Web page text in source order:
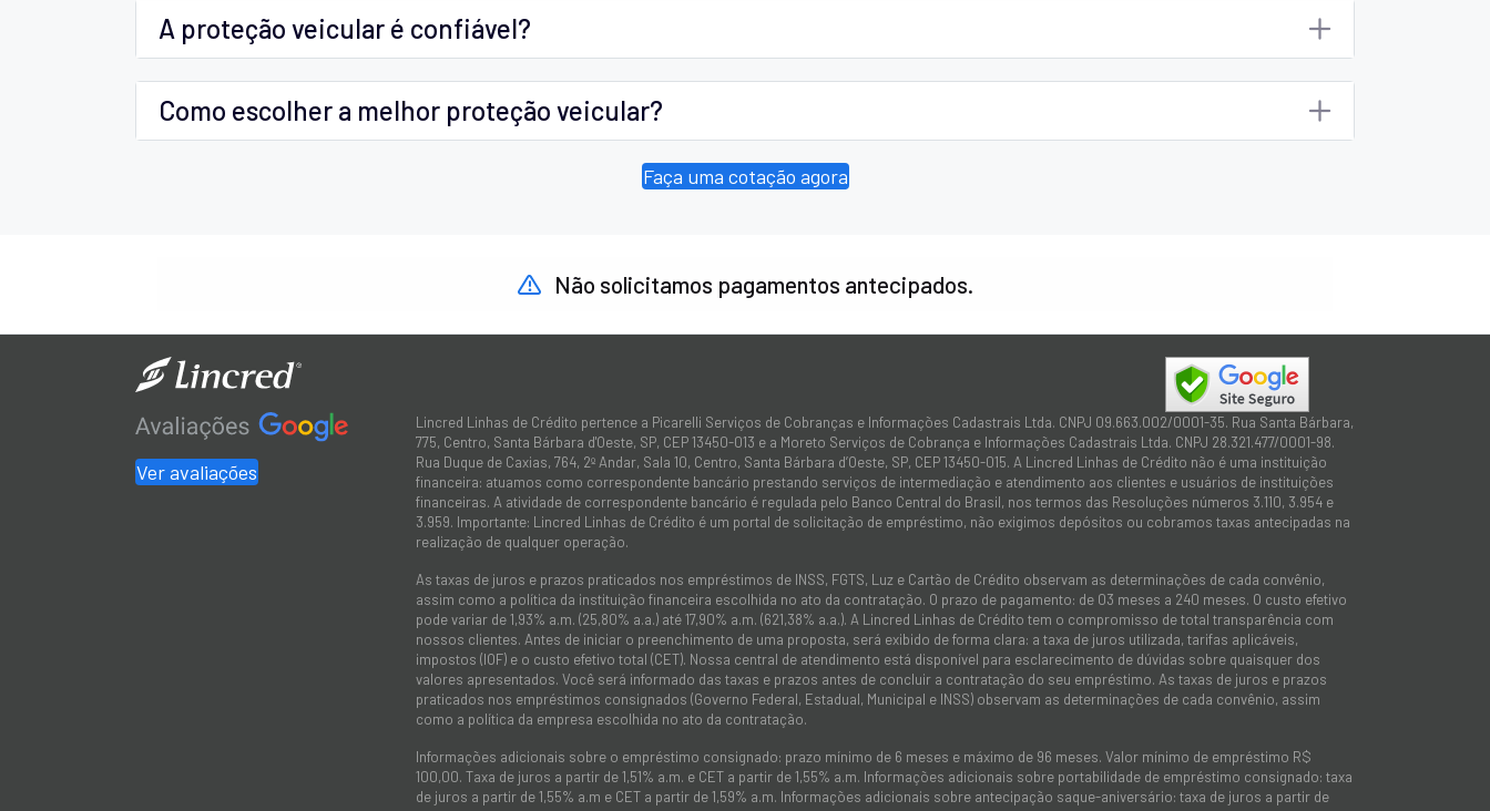
A proteção veicular é confiável?
Como escolher a melhor proteção veicular?
Faça uma cotação agora
Não solicitamos pagamentos antecipados.
Ver avaliações
Lincred Linhas de Crédito pertence a Picarelli Serviços de Cobranças e Informações Cadastrais Ltda. CNPJ 09.663.002/0001-35. Rua Santa Bárbara,
775, Centro, Santa Bárbara d'Oeste, SP, CEP 13450-013 e a Moreto Serviços de Cobrança e Informações Cadastrais Ltda. CNPJ 28.321.477/0001-98.
Rua Duque de Caxias, 764, 2º Andar, Sala 10, Centro, Santa Bárbara d’Oeste, SP, CEP 13450-015. A Lincred Linhas de Crédito não é uma instituição
financeira: atuamos como correspondente bancário prestando serviços de intermediação e atendimento aos clientes e usuários de instituições
financeiras. A atividade de correspondente bancário é regulada pelo Banco Central do Brasil, nos termos das Resoluções números 3.110, 3.954 e
3.959. Importante: Lincred Linhas de Crédito é um portal de solicitação de empréstimo, não exigimos depósitos ou cobramos taxas antecipadas na
realização de qualquer operação.
As taxas de juros e prazos praticados nos empréstimos de INSS, FGTS, Luz e Cartão de Crédito observam as determinações de cada convênio,
assim como a política da instituição financeira escolhida no ato da contratação. O prazo de pagamento: de 03 meses a 240 meses. O custo efetivo
pode variar de 1,93% a.m. (25,80% a.a.) até 17,90% a.m. (621,38% a.a.). A Lincred Linhas de Crédito tem o compromisso de total transparência com
nossos clientes. Antes de iniciar o preenchimento de uma proposta, será exibido de forma clara: a taxa de juros utilizada, tarifas aplicáveis,
impostos (IOF) e o custo efetivo total (CET). Nossa central de atendimento está disponível para esclarecimento de dúvidas sobre quaisquer dos
valores apresentados. Você será informado das taxas e prazos antes de concluir a contratação do seu empréstimo. As taxas de juros e prazos
praticados nos empréstimos consignados (Governo Federal, Estadual, Municipal e INSS) observam as determinações de cada convênio, assim
como a política da empresa escolhida no ato da contratação.
Informações adicionais sobre o empréstimo consignado: prazo mínimo de 6 meses e máximo de 96 meses. Valor mínimo de empréstimo R$
100,00. Taxa de juros a partir de 1,51% a.m. e CET a partir de 1,55% a.m. Informações adicionais sobre portabilidade de empréstimo consignado: taxa
de juros a partir de 1,55% a.m e CET a partir de 1,59% a.m. Informações adicionais sobre antecipação saque-aniversário: taxa de juros a partir de